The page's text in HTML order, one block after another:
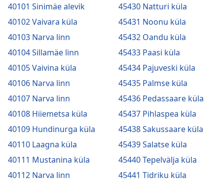
40101 Sinimäe alevik
40102 Vaivara küla
40103 Narva linn
40104 Sillamäe linn
40105 Vaivina küla
40106 Narva linn
40107 Narva linn
40108 Hiiemetsa küla
40109 Hundinurga küla
40110 Laagna küla
40111 Mustanina küla
40112 Narva linn
45430 Natturi küla
45431 Noonu küla
45432 Oandu küla
45433 Paasi küla
45434 Pajuveski küla
45435 Palmse küla
45436 Pedassaare küla
45437 Pihlaspea küla
45438 Sakussaare küla
45439 Salatse küla
45440 Tepelvälja küla
45441 Tidriku küla